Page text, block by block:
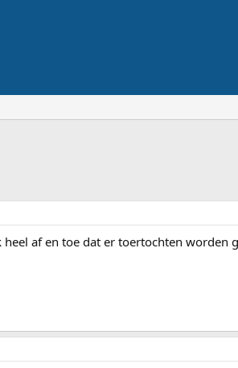
af en toe dat er toertochten worden